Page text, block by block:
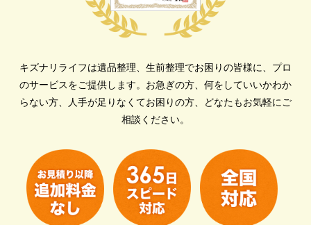
キズナリライフは遺品整理、生前整理でお困りの皆様に、プロ
のサービスをご提供します。 お急ぎの方、何をしていいかわか
らない方、人手が足りなくてお困りの方、どなたもお気軽にご
相談ください。